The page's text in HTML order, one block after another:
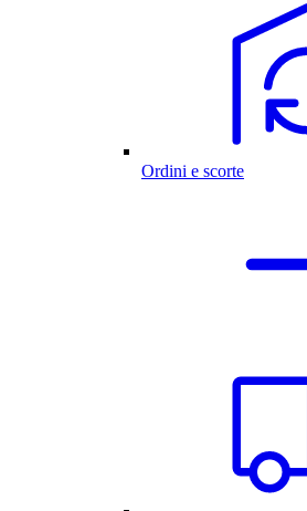
Ordini e scorte